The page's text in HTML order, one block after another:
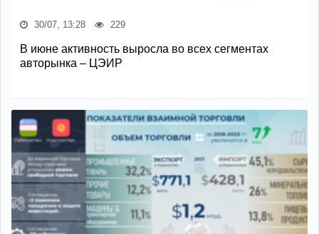
30/07, 13:28 229
В июне активность выросла во всех сегментах
авторынка – ЦЭИР